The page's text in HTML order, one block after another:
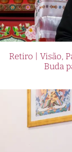
Retiro | Visão,
Buda